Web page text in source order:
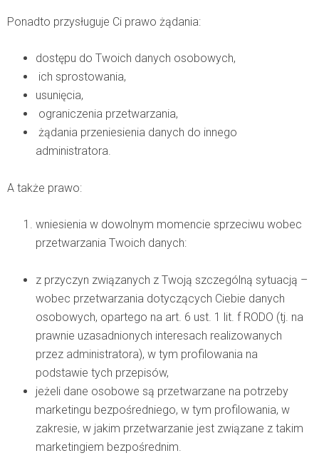
Ponadto przysługuje Ci prawo żądania:
dostępu do Twoich danych osobowych,
ich sprostowania,
usunięcia,
ograniczenia przetwarzania,
żądania przeniesienia danych do innego
administratora.
A także prawo:
wniesienia w dowolnym momencie sprzeciwu wobec
przetwarzania Twoich danych:
z przyczyn związanych z Twoją szczególną sytuacją –
wobec przetwarzania dotyczących Ciebie danych
osobowych, opartego na art. 6 ust. 1 lit. f RODO (tj. na
prawnie uzasadnionych interesach realizowanych
przez administratora), w tym profilowania na
podstawie tych przepisów,
jeżeli dane osobowe są przetwarzane na potrzeby
marketingu bezpośredniego, w tym profilowania, w
zakresie, w jakim przetwarzanie jest związane z takim
marketingiem bezpośrednim.